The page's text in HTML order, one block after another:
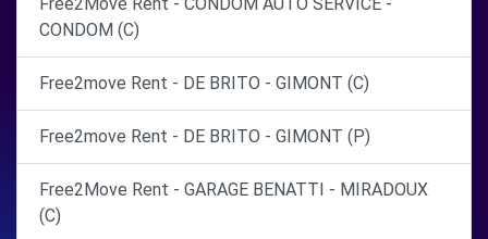
Free2Move Rent - CONDOM AUTO SERVICE -
CONDOM (C)
Free2move Rent - DE BRITO - GIMONT (C)
Free2move Rent - DE BRITO - GIMONT (P)
Free2Move Rent - GARAGE BENATTI - MIRADOUX
(C)